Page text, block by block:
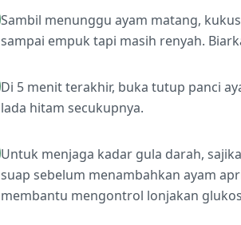
Sambil menunggu ayam matang,
sampai empuk tapi masih renyah.
Di 5 menit terakhir, buka tutup panci
lada hitam secukupnya.
Untuk menjaga kadar gula darah,
suap sebelum menambahkan ayam
membantu mengontrol lonjakan